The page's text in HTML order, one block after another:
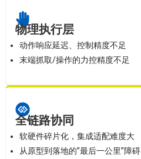
物理执行层
动作响应延迟、控制精度不足
末端抓取/操作的力控精度不足
全链路协同
软硬件碎片化，集成适配难度大
从原型到落地的”最后一公里”障碍